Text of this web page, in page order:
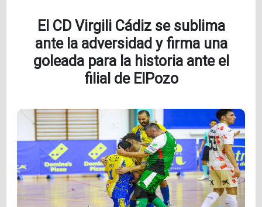
El CD Virgili Cádiz se sublima
ante la adversidad y firma una
goleada para la historia ante el
filial de ElPozo